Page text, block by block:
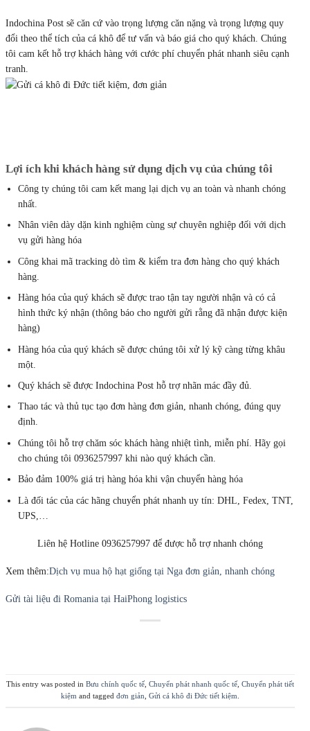
Indochina Post sẽ căn cứ vào trọng lượng căn nặng và trọng lượng quy
đổi theo thể tích của cá khô để tư vấn và báo giá cho quý khách. Chúng
tôi cam kết hỗ trợ khách hàng với cước phí chuyển phát nhanh siêu cạnh
tranh.
Lợi ích khi khách hàng sử dụng dịch vụ của chúng tôi
Công ty chúng tôi cam kết mang lại dịch vụ an toàn và nhanh chóng
nhất.
Nhân viên dày dặn kinh nghiệm cùng sự chuyên nghiệp đối với dịch
vụ gửi hàng hóa
Công khai mã tracking dò tìm & kiểm tra đơn hàng cho quý khách
hàng.
Hàng hóa của quý khách sẽ được trao tận tay người nhận và có cả
hình thức ký nhận (thông báo cho người gửi rằng đã nhận được kiện
hàng)
Hàng hóa của quý khách sẽ được chúng tôi xử lý kỹ càng từng khâu
một.
Quý khách sẽ được Indochina Post hỗ trợ nhãn mác đầy đủ.
Thao tác và thủ tục tạo đơn hàng đơn giản, nhanh chóng, đúng quy
định.
Chúng tôi hỗ trợ chăm sóc khách hàng nhiệt tình, miễn phí. Hãy gọi
cho chúng tôi 0936257997 khi nào quý khách cần.
Bảo đảm 100% giá trị hàng hóa khi vận chuyển hàng hóa
Là đối tác của các hãng chuyển phát nhanh uy tín: DHL, Fedex, TNT,
UPS,…
Liên hệ Hotline 0936257997 để được hỗ trợ nhanh chóng
Xem thêm:Dịch vụ mua hộ hạt giống tại Nga đơn giản, nhanh chóng
Gửi tài liệu đi Romania tại HaiPhong logistics
This entry was posted in Bưu chính quốc tế, Chuyển phát nhanh quốc tế, Chuyển phát tiết
kiệm and tagged đơn giản, Gửi cá khô đi Đức tiết kiệm.